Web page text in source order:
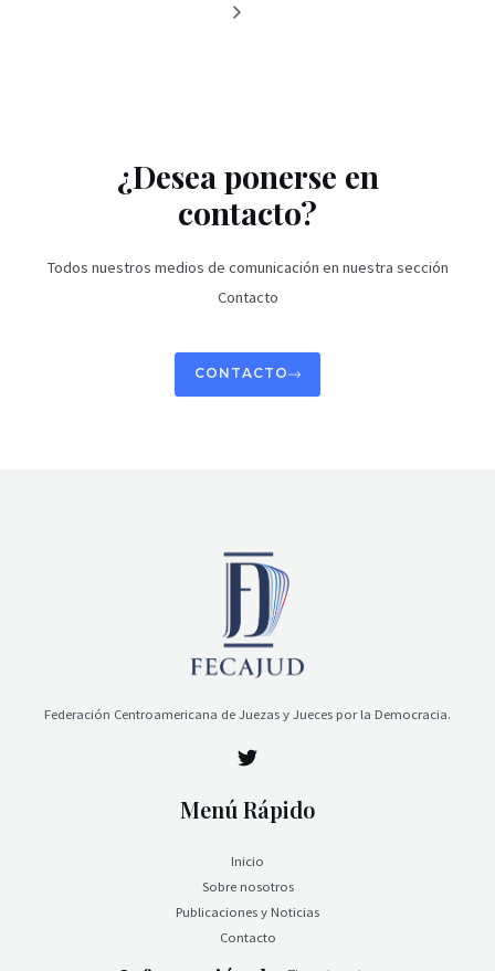
¿Desea ponerse en
contacto?
Todos nuestros medios de comunicación en nuestra sección
Contacto
CONTACTO
Federación Centroamericana de Juezas y Jueces por la Democracia.
Menú Rápido
Inicio
Sobre nosotros
Publicaciones y Noticias
Contacto